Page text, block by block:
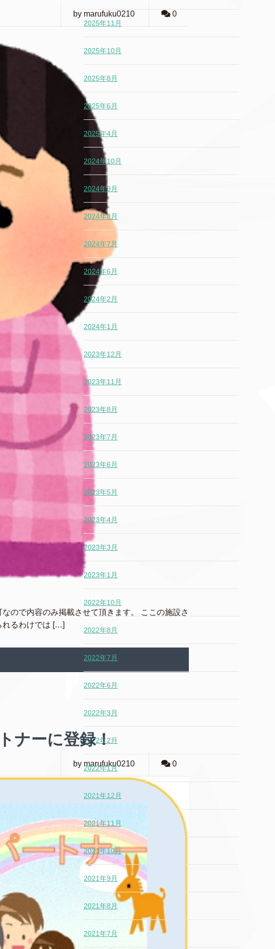
by marufuku0210 0
ので内容のみ掲載させて頂きます。 ここの施設さ
れるわけでは […]
ナーに登録！
by marufuku0210 0
2025年11月
2025年10月
2025年8月
2025年6月
2025年4月
2024年10月
2024年9月
2024年8月
2024年7月
2024年6月
2024年2月
2024年1月
2023年12月
2023年11月
2023年8月
2023年7月
2023年6月
2023年5月
2023年4月
2023年3月
2023年1月
2022年10月
2022年8月
2022年7月
2022年6月
2022年3月
2022年2月
2022年1月
2021年12月
2021年11月
2021年10月
2021年9月
2021年8月
2021年7月